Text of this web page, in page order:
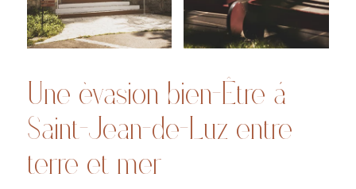
Une évasion bien-Être à
Saint-Jean-de-Luz entre
terre et mer